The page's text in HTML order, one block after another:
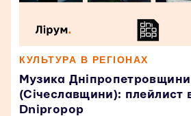
КУЛЬТУРА В РЕГІОНАХ
Музика Дніпропетровщини
(Січеславщини): плейлист
Dnipropop